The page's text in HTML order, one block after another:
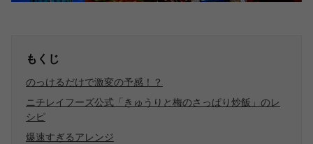
もくじ
のっけるだけで激変の予感！？
ニチレイフーズ公式「きゅうりと梅のさっぱり炒飯」のレ
シピ
爆速すぎるアレンジ